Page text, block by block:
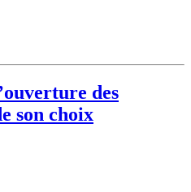
des
son choix